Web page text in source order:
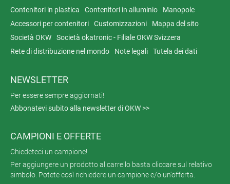
Contenitori in plastica Contenitori in alluminio
Manopole
Accessori per contenitori
Customizzazioni
Mappa del sito
Società OKW
Società okatronic - Filiale OKW Svizzera
Rete di distribuzione nel mondo
Note legali Tutela dei dati
NEWSLETTER
Per essere sempre aggiornati!
Abbonatevi subito alla newsletter di OKW >>
CAMPIONI E OFFERTE
Chiedeteci un campione!
Per aggiungere un prodotto al carrello basta cliccare sul relativo
simbolo. Potete così richiedere un campione e/o un'offerta.